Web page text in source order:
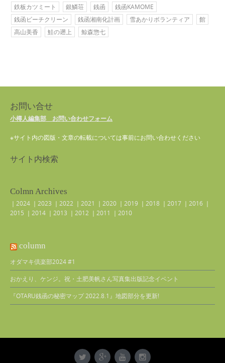
鉄板カツミート
銀鱗荘 銭函
銭函KAMOME
銭函ビーチクリーン
銭函湘南化計画 雪あかりボランティア
館
高山美香
鮭の遡上 鯨森惣七
お問い合せ
小樽人編集部 お問い合わせフォーム
※サイト内の図版・文章の転載については事前にお問い合わせください
サイト内検索
Colmn Archives
｜ 2024 ｜ 2023 ｜ 2022 ｜ 2021 ｜ 2020 ｜ 2019 ｜ 2018 ｜ 2017 ｜ 2016 ｜
2015 ｜ 2014 ｜ 2013 ｜ 2012 ｜ 2011 ｜ 2010
column
オダマキ倶楽部2024 #1
おかえり、ケンジ。祝・土肥美帆さん写真集出版記念イベント
『OTARU銭函の秘密マップ 2022.8.1』地図部分を更新!